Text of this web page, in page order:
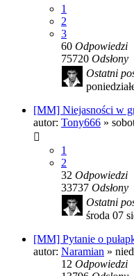
1
2
3
60 Odpowiedzi
75720 Odsłony
Ostatni
[MM] Niejasności w
autor: Tony666 »
1
2
32 Odpowiedzi
33737 Odsłony
Ostatni
środa 07
[MM] Pytanie o
autor: Naramian »
12 Odpowiedzi